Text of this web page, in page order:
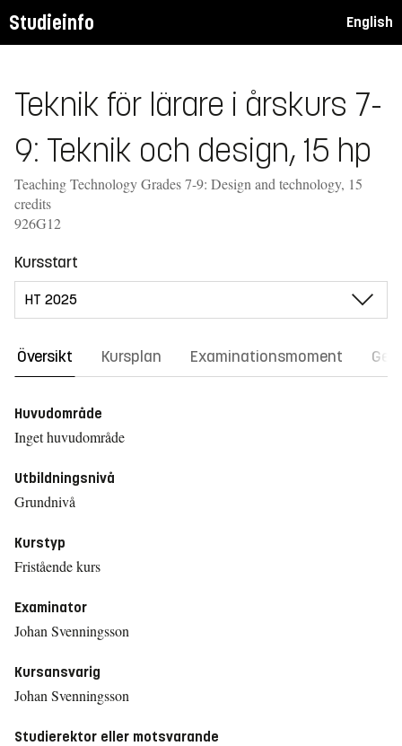
Studieinfo English
Teknik för lärare i årskurs 7-
9: Teknik och design, 15 hp
Teaching Technology Grades 7-9: Design and technology, 15
credits
926G12
Kursstart
Översikt Kursplan Examinationsmoment
Huvudområde
Inget huvudområde
Utbildningsnivå
Grundnivå
Kurstyp
Fristående kurs
Examinator
Johan Svenningsson
Kursansvarig
Johan Svenningsson
Studierektor eller motsvarande